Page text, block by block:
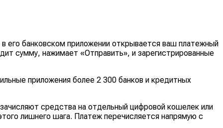
его банковском приложении открывается ваш платежный
сумму, нажимает «Отправить», и зарегистрированные
приложения более 2 300 банков и кредитных
средства на отдельный цифровой кошелек или
лишнего шага. Платеж перечисляется напрямую с